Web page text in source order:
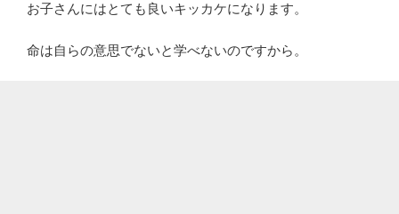
お子さんにはとても良いキッカケになります。
命は自らの意思でないと学べないのですから。